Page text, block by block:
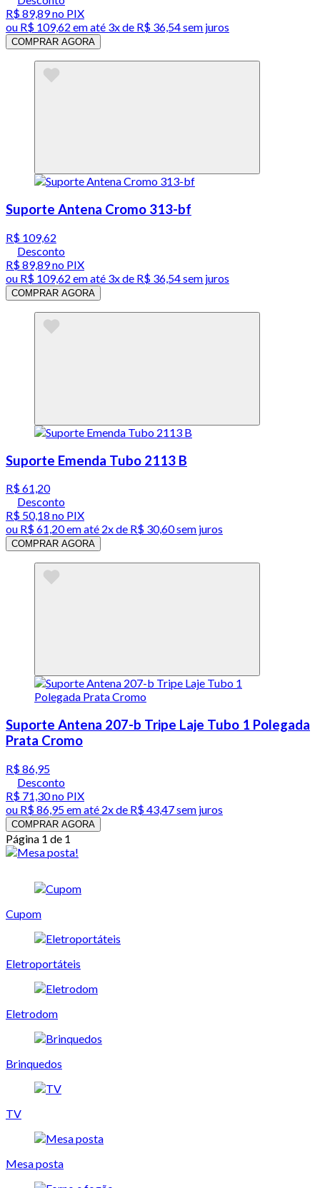
R$ 89,89no PIX
ou R$ 109,62 em até 3x de R$ 36,54 sem juros
COMPRAR AGORA
Suporte Antena Cromo 313-bf
R$ 109,62
Desconto
R$ 89,89no PIX
ou R$ 109,62 em até 3x de R$ 36,54 sem juros
COMPRAR AGORA
Suporte Emenda Tubo 2113 B
R$ 61,20
Desconto
R$ 50,18 no PIX
ou R$ 61,20em até 2x de R$ 30,60 sem juros
COMPRAR AGORA
Suporte Antena 207-b Tripe Laje Tubo 1 Polegada
Prata Cromo
R$ 86,95
Desconto
R$ 71,30no PIX
ou R$ 86,95em até 2x de R$ 43,47 sem juros
COMPRAR AGORA
Página 1 de 1
Cupom
Eletroportáteis
Eletrodom
Brinquedos
TV
Mesa posta